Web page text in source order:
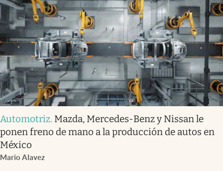
Automotriz. Mazda, Mercedes-Benz y Nissan le
ponen freno de mano a la producción de autos en
México
Mario Alavez